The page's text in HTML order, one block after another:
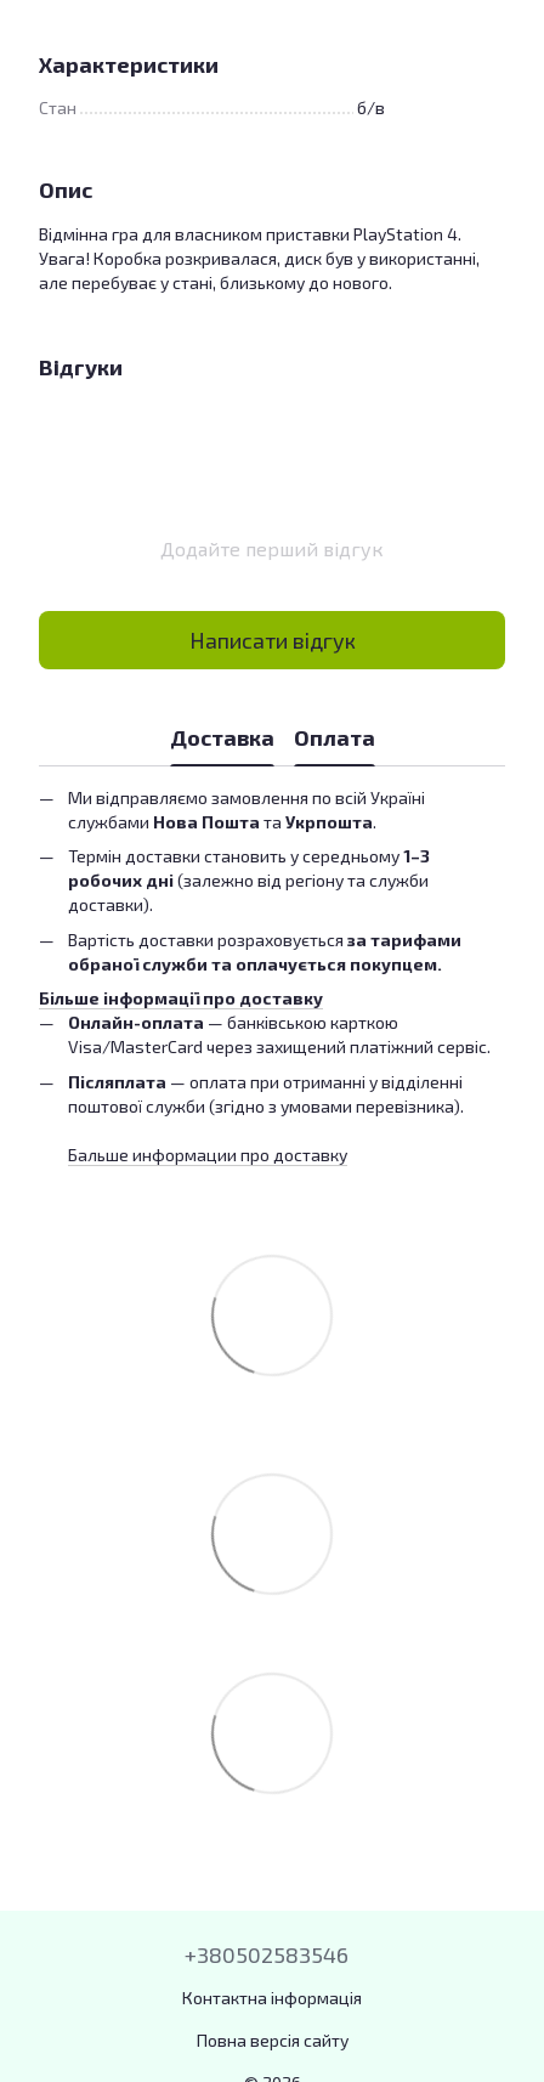
Характеристики
Стан б/в
Опис
Відмінна гра для власником приставки PlayStation 4.
Увага! Коробка розкривалася, диск був у використанні,
але перебуває у стані, близькому до нового.
Відгуки
Додайте перший відгук
Написати відгук
Доставка Оплата
Ми відправляємо замовлення по всій Україні
службами Нова Пошта та Укрпошта.
Термін доставки становить у середньому1–3
робочих дні(залежно від регіону та служби
доставки).
Вартість доставки розраховується за тарифами
обраної служби та оплачується покупцем.
Більше інформації про доставку
Онлайн-оплата — банківською карткою
Visa/MasterCard через захищений платіжний сервіс.
Післяплата — оплата при отриманні у відділенні
поштової служби (згідно з умовами перевізника).
Бальше информации про доставку
+380502583546
Контактна інформація
Повна версія сайту